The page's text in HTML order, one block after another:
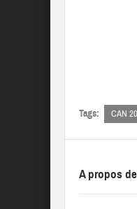
Tags: CAN
A propos